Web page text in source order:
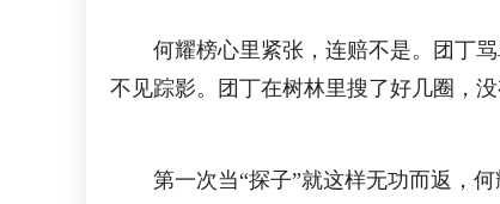
何耀榜心里紧张，连赔不是。团丁骂
不见踪影。团丁在树林里搜了好几圈，
第一次当“探子”就这样无功而返，何